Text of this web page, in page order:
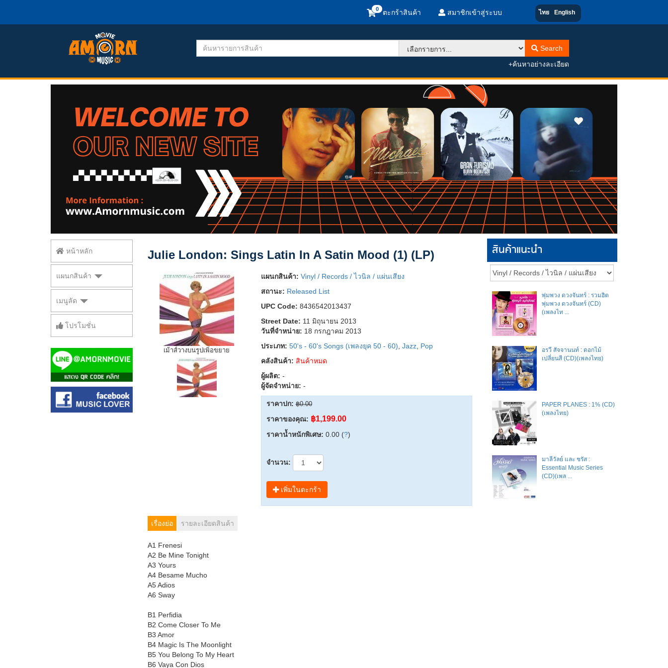
ตะกร้าสินค้า สมาชิกเข้าสู่ระบบ ไทย English
Search
+ค้นหาอย่างละเอียด
หน้าหลัก
แผนกสินค้า
เมนูลัด
โปรโมชั่น
Julie London: Sings Latin In A Satin Mood (1) (LP)
เม้าส์วางบนรูปเพิ่อขยาย
แผนกสินค้า: Vinyl / Records / ไวนิล / แผ่นเสียง
สถานะ: Released List
UPC Code: 8436542013437
Street Date: 11 มิถุนายน 2013
วันที่จำหน่าย: 18 กรกฎาคม 2013
ประเภท: 50's - 60's Songs (เพลงยุค 50 - 60) Jazz, Pop
คลังสินค้า: สินค้าหมด
ผู้ผลิต: -
ผู้จัดจำหน่าย: -
ราคาปก: ฿0.00
ราคาของคุณ: ฿1,199.00
ราคาน้ำหนักพิเศษ: 0.00 (?)
จำนวน:
เพิ่มในตะกร้า
เรื่องย่อ รายละเอียดสินค้า
A1 Frenesi
A2 Be Mine Tonight
A3 Yours
A4 Besame Mucho
A5 Adios
A6 Sway
B1 Perfidia
B2 Come Closer To Me
B3 Amor
B4 Magic Is The Moonlight
B5 You Belong To My Heart
B6 Vaya Con Dios
สินค้าแนะนำ
พุ่มพวง ดวงจันทร์ : รวมฮิต
พุ่มพวง ดวงจันทร์ (CD)
(เพลงไท ...
อรวี สัจจานนท์ : ดอกไม้
เปลี่ยนสี (CD)(เพลงไทย)
PAPER PLANES : 1% (CD)
(เพลงไทย)
มาลีวัลย์​ และ​ ชรัส​ :
Essential Music Series
(CD)(เพล ...